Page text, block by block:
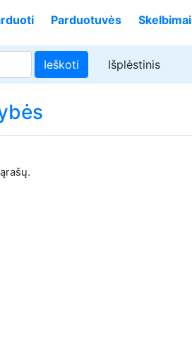
Parduotuvės Skelbimai
Ieškoti Išplėstinis